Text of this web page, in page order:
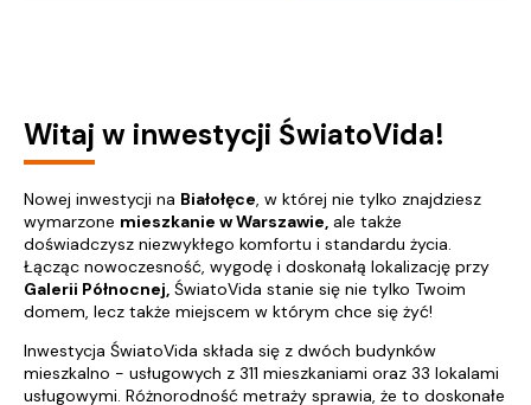
Witaj w inwestycji ŚwiatoVida!
Nowej inwestycji na Białołęce, w której nie tylko znajdziesz
wymarzone mieszkanie w Warszawie, ale także
doświadczysz niezwykłego komfortu i standardu życia.
Łącząc nowoczesność, wygodę i doskonałą lokalizację przy
Galerii Północnej, ŚwiatoVida stanie się nie tylko Twoim
domem, lecz także miejscem w którym chce się żyć!
Inwestycja ŚwiatoVida składa się z dwóch budynków
mieszkalno - usługowych z 311 mieszkaniami oraz 33 lokalami
usługowymi. Różnorodność metraży sprawia, że to doskonałe